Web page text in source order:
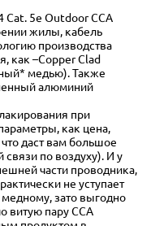
Cat. 5e Outdoor CCA
жилы, кабель
производства
как –Copper Clad
медью). Также
алюминий
при
как цена,
даст вам большое
по воздуху). И у
части проводника,
не уступает
зато выгодно
витую пару ССА